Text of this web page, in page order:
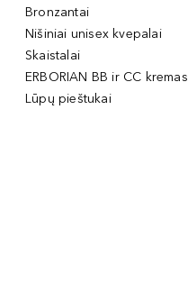
Bronzantai
Nišiniai unisex kvepalai
Skaistalai
ERBORIAN BB ir CC kremas
Lūpų pieštukai